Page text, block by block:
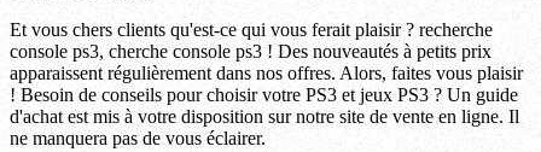
Et vous chers clients qu'est-ce qui vous ferait plaisir ? recherche
console ps3, cherche console ps3 ! Des nouveautés à petits prix
apparaissent régulièrement dans nos offres. Alors, faites vous plaisir
! Besoin de conseils pour choisir votre PS3 et jeux PS3 ? Un guide
d'achat est mis à votre disposition sur notre site de vente en ligne. Il
ne manquera pas de vous éclairer.